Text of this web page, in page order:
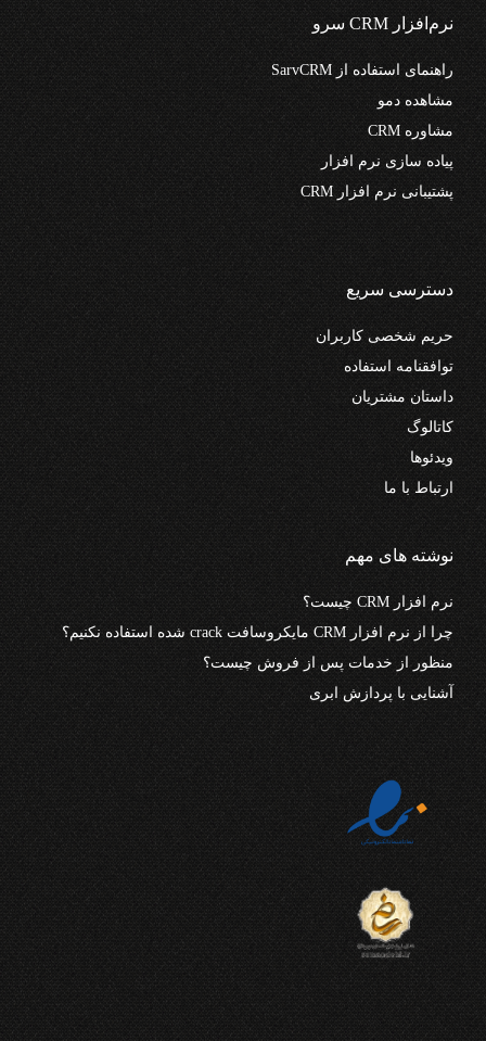
نرم‌افزار CRM سرو
راهنمای استفاده از SarvCRM
مشاهده دمو
مشاوره CRM
پیاده سازی نرم افزار
پشتیبانی نرم افزار CRM
دسترسی سریع
حریم شخصی کاربران
توافقنامه استفاده
داستان مشتریان
کاتالوگ
ویدئوها
ارتباط با ما
نوشته های مهم
نرم افزار CRM چیست؟
چرا از نرم افزار CRM مایکروسافت crack شده استفاده نکنیم؟
منظور از خدمات پس از فروش چیست؟
آشنایی با پردازش ابری